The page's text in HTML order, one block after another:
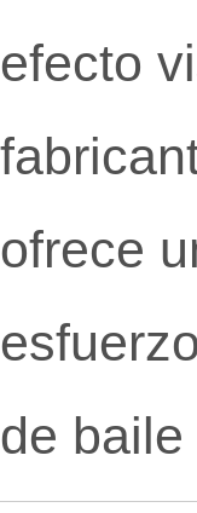
efecto
ofrece
de